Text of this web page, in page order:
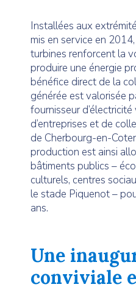
Installées aux
mis en service en
turbines renforcent la
produire une énergie
bénéfice direct de la
générée est valorisée
fournisseur
d’entreprises et de
de Cherbourg-en-
production est ainsi
bâtiments publics –
culturels, centres
le stade Piquenot –
ans.
Une
conviviale